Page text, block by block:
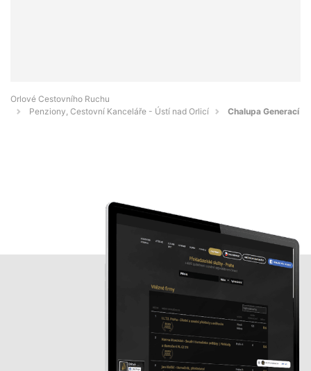
Orlové Cestovního Ruchu
Penziony, Cestovní Kanceláře - Ústí nad Orlicí
Chalupa Generací